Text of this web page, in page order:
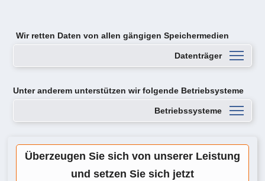
Wir retten Daten vonallen gängigen Speichermedien
Datenträger
Unter anderem unterstützen wir folgende Betriebsysteme
Betriebssysteme
Überzeugen Sie sich von unserer Leistung
und setzen Sie sich jetzt